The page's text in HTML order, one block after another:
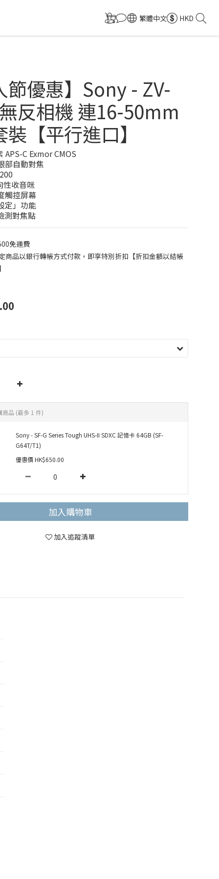
繁體中文 HKD
節優惠】Sony - ZV-
反相機 連16-50mm
【平行進口】
APS-C Exmor CMOS
部自動對焦
性收音咪
觸控屏幕
定」功能
測對焦點
免運費
商品以銀行轉帳方式付款，即享特別折扣【折扣金額以結帳
商品 (最多 1 件)
Sony - SF-G Series Tough UHS-II SDXC 記憶卡 64GB (SF-
G64T/T1)
優惠價 HK$650.00
加入購物車
加入追蹤清單